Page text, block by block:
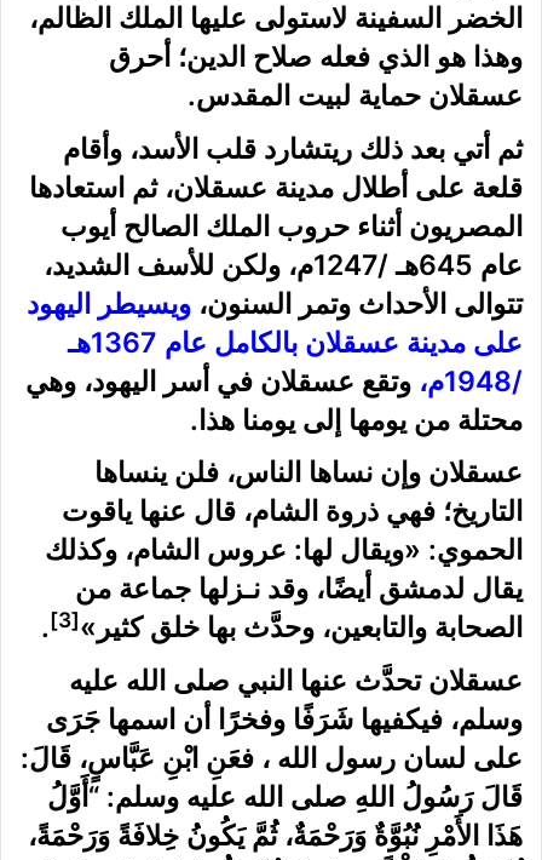
الخضر السفينة لاستولى عليها الملك الظالم،
وهذا هو الذي فعله صلاح الدين؛ أحرق
عسقلان حماية لبيت المقدس.
ثم أتي بعد ذلك ريتشارد قلب الأسد، وأقام
قلعة على أطلال مدينة عسقلان، ثم استعادها
المصريون أثناء حروب الملك الصالح أيوب
عام 645هـ /1247م، ولكن للأسف الشديد،
تتوالى الأحداث وتمر السنون، ويسيطر اليهود
على مدينة عسقلان بالكامل عام 1367هـ
/1948م،
وتقع عسقلان في أسر اليهود، وهي
محتلة من يومها إلى يومنا هذا.
عسقلان وإن نساها الناس، فلن ينساها
التاريخ؛ فهي ذروة الشام، قال عنها ياقوت
الحموي: «ويقال لها: عروس الشام، وكذلك
يقال لدمشق أيضًا، وقد نـزلها جماعة من
الصحابة والتابعين، وحدَّث بها خلق كثير»[3]
.
عسقلان تحدَّث عنها النبي صلى الله عليه
وسلم، فيكفيها شَرَفًا وفخرًا أن اسمها جَرَى
على لسان رسول الله ، فعَنِ ابْنِ عَبَّاسٍ، قَالَ:
قَالَ رَسُولُ اللهِ صلى الله عليه وسلم: “أَوَّلُ
هَذَا الأَمْرِ نُبُوَّةٌ وَرَحْمَةٌ، ثُمَّ يَكُونُ خِلافَةً وَرَحْمَةً،